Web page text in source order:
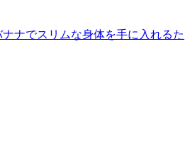
ナナでスリムな身体を手に入れるた